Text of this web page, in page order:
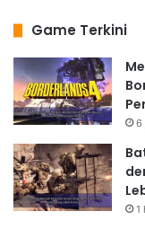
Game Terkini
6
1